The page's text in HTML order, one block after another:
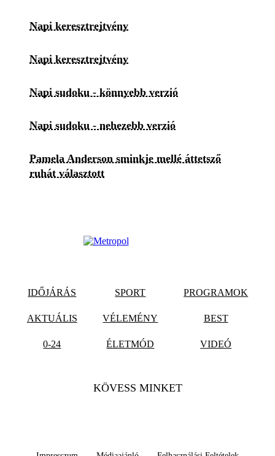
Napi keresztrejtvény
Napi keresztrejtvény
Napi sudoku - könnyebb verzió
Napi sudoku - nehezebb verzió
Pamela Anderson sminkje mellé áttetsző
ruhát választott
IDŐJÁRÁS SPORT PROGRAMOK
AKTUÁLIS VÉLEMÉNY BEST
0-24 ÉLETMÓD VIDEÓ
KÖVESS MINKET